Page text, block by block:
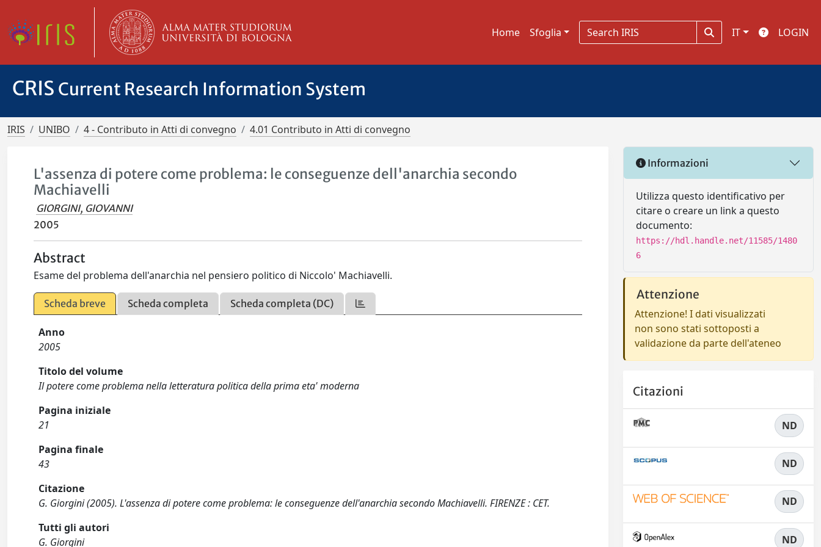
Home Sfoglia IT LOGIN
CRIS Current Research Information System
IRIS UNIBO 4 - Contributo in Atti di convegno 4.01 Contributo in Atti di convegno
L'assenza di potere come problema: le conseguenze dell'anarchia secondo
Machiavelli
GIORGINI, GIOVANNI
2005
Abstract
Esame del problema dell'anarchia nel pensiero politico di Niccolo' Machiavelli.
Scheda breve Scheda completa Scheda completa (DC)
Anno
2005
Titolo del volume
Il potere come problema nella letteratura politica della prima eta' moderna
Pagina iniziale
21
Pagina finale
43
Citazione
G. Giorgini (2005). L'assenza di potere come problema: le conseguenze dell'anarchia secondo Machiavelli. FIRENZE : CET.
Tutti gli autori
G. Giorgini
Informazioni
Utilizza questo identificativo per
citare o creare un link a questo
documento:
https://hdl.handle.net/11585/1480
6
Attenzione
Attenzione! I dati visualizzati
non sono stati sottoposti a
validazione da parte dell'ateneo
Citazioni
ND
ND
ND
ND